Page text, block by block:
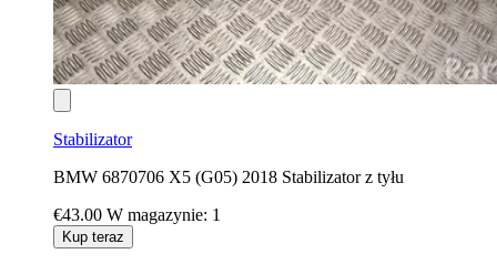
Stabilizator
BMW 6870706 X5 (G05) 2018 Stabilizator z tyłu
€43.00 W magazynie: 1
Kup teraz